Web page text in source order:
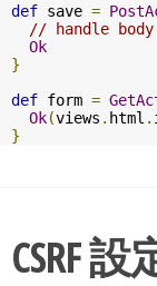
def save =
// handle body
Ok
}
def form =
Ok(views . html .
}
CSRF